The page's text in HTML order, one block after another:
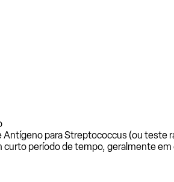
para Streptococcus (ou teste
período de tempo, geralmente